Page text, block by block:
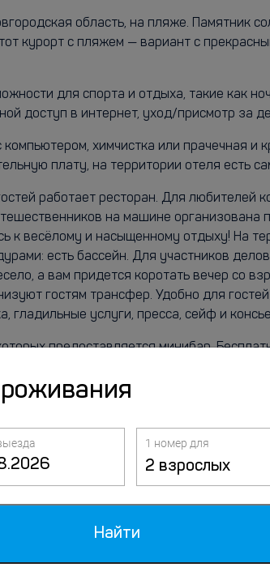
область, на пляже. Памятник
курорт с пляжем — вариант с
для спорта и отдыха, такие как
доступ в интернет, уход/присмотр за
химчистка или прачечная и
плату, на территории отеля есть
работает ресторан. Для любителей
на машине организована
весёлому и насыщенному отдыху! На
есть бассейн. Для участников
а вам придется коротать вечер со
гостям трансфер. Удобно для
гладильные услуги, пресса, сейф и
предоставляется минибар.
ванные комнаты, ванны или
письменные столы и массаж в
зависит от выбранной
вас посетить один из своих
напитки. Бесплатный завтрак
баня; Салон красоты; Сауна; Спа-центр.
1 номер для
2 взрослых
Найти